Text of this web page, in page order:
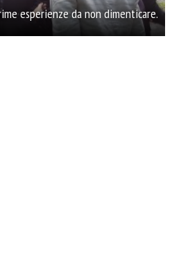
esperienze da non dimenticare.